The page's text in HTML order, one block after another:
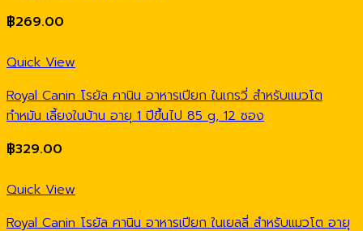
฿269.00
Quick View
Royal Canin โรยัล คานิน อาหารเปียก ในเกรวี่ สำหรับแมวโต
ทำหมัน เลี้ยงในบ้าน อายุ 1 ปีขึ้นไป 85 g, 12 ซอง
฿329.00
Quick View
Royal Canin โรยัล คานิน อาหารเปียก ในเยลลี่ สำหรับแมวโต อายุ